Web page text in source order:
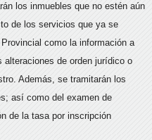
los inmuebles que no estén aún
de los servicios que ya se
como la información a
alteraciones de orden jurídico o
Además, se tramitarán los
así como del examen de
de la tasa por inscripción